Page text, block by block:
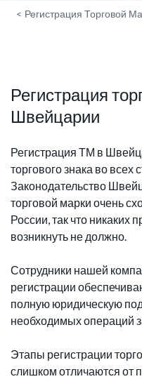
< Регистрация Торговой
Регистрация
Швейцарии
Регистрация ТМ в
торгового знака во всех
Законодательство
торговой марки очень
России, так что никаких
возникнуть не должно.
Сотрудники нашей
регистрации
полную юридическую
необходимых операций
Этапы регистрации
слишком отличаются от